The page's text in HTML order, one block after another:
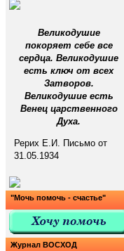
Великодушие
покоряет себе все
сердца. Великодушие
есть ключ от всех
Затворов.
Великодушие есть
Венец царственного
Духа.
Рерих Е.И. Письмо от
31.05.1934
"Мочь помочь - счастье"
Журнал ВОСХОД